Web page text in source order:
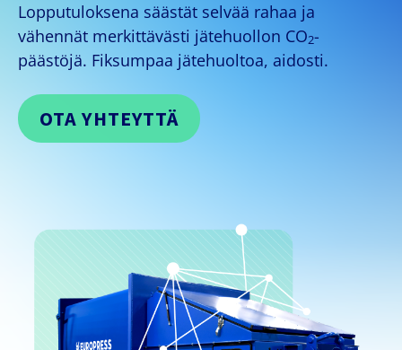
Lopputuloksena säästät selvää rahaa ja
vähennät merkittävästi jätehuollon CO2-
päästöjä. Fiksumpaa jätehuoltoa, aidosti.
OTA YHTEYTTÄ